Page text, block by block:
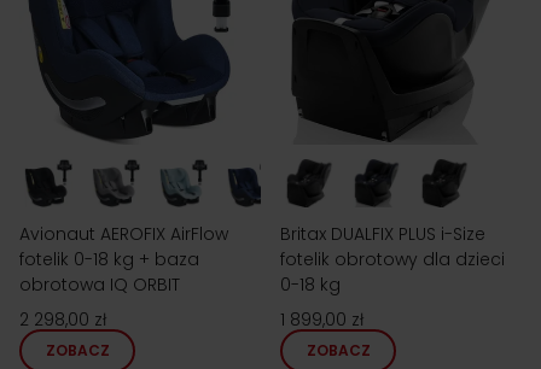
Avionaut AEROFIX AirFlow
fotelik 0-18 kg + baza
obrotowa IQ ORBIT
2 298,00 zł
ZOBACZ
Britax DUALFIX PLUS i-Size
fotelik obrotowy dla dzieci
0-18 kg
1 899,00 zł
ZOBACZ